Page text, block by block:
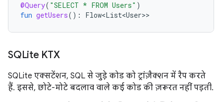
@Query( "SELECT * FROM Users" )
fun getUsers(): Flow<List<User>
SQLite KTX
SQLite एक्सटेंशन, SQL से जुड़े कोड को ट्रांज़ैक्शन में रैप करते
हैं. इससे, छोटे-मोटे बदलाव वाले कई कोड की ज़रूरत नहीं पड़ती.